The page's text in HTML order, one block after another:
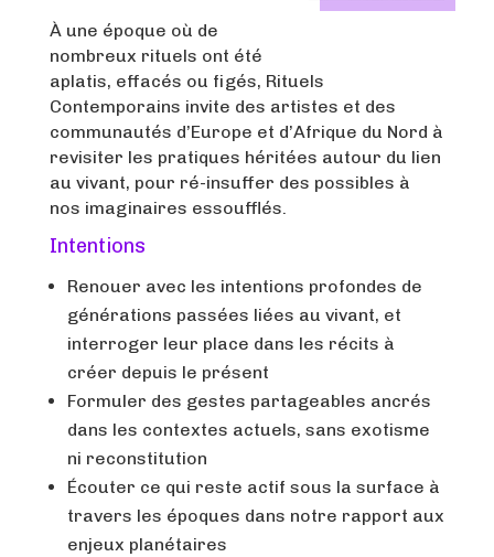
À une époque où de
nombreux rituels ont été
aplatis, effacés ou figés, Rituels
Contemporains invite des artistes et des
communautés d’Europe et d’Afrique du Nord à
revisiter les pratiques héritées autour du lien
au vivant, pour ré-insuffer des possibles à
nos imaginaires essoufflés.
Intentions
Renouer avec les intentions profondes de
générations passées liées au vivant, et
interroger leur place dans les récits à
créer depuis le présent
Formuler des gestes partageables ancrés
dans les contextes actuels, sans exotisme
ni reconstitution
Écouter ce qui reste actif sous la surface à
travers les époques dans notre rapport aux
enjeux planétaires